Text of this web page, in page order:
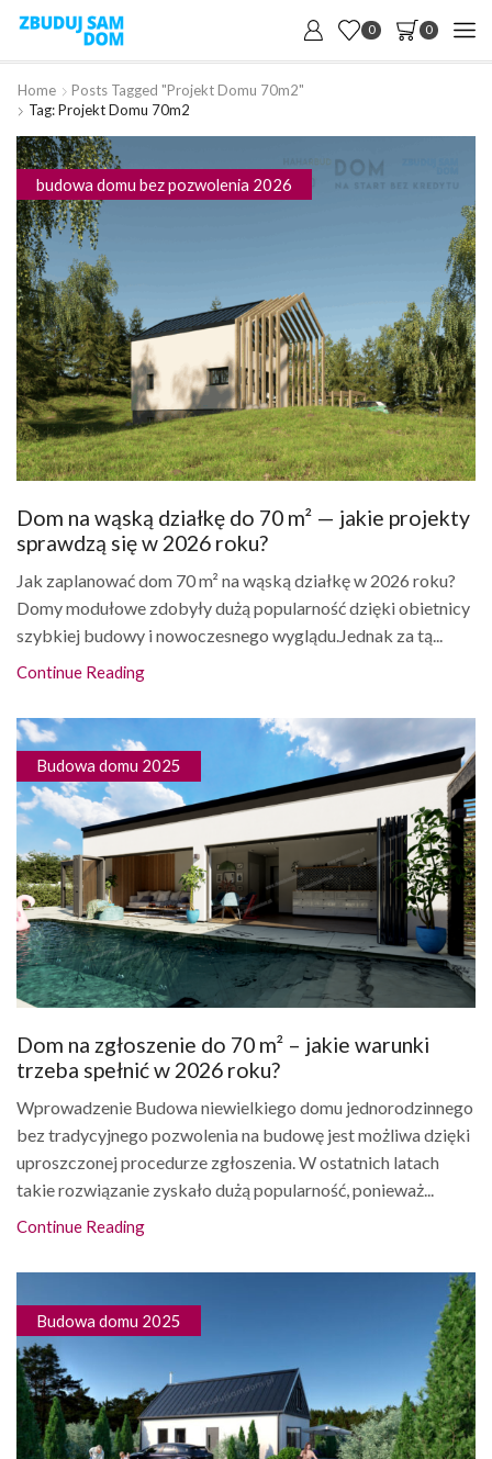
0 0
Home
Posts Tagged "projekt Domu 70m2"
Tag: Projekt Domu 70m2
budowa domu bez pozwolenia 2026
Dom na wąską działkę do 70 m² — jakie projekty
sprawdzą się w 2026 roku?
Jak zaplanować dom 70 m² na wąską działkę w 2026 roku?
Domy modułowe zdobyły dużą popularność dzięki obietnicy
szybkiej budowy i nowoczesnego wyglądu.Jednak za tą...
Continue Reading
Budowa domu 2025
Dom na zgłoszenie do 70 m² – jakie warunki
trzeba spełnić w 2026 roku?
Wprowadzenie Budowa niewielkiego domu jednorodzinnego
bez tradycyjnego pozwolenia na budowę jest możliwa dzięki
uproszczonej procedurze zgłoszenia. W ostatnich latach
takie rozwiązanie zyskało dużą popularność, ponieważ...
Continue Reading
Budowa domu 2025